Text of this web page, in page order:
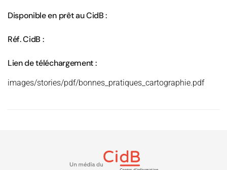
Disponible en prêt au CidB :
Réf. CidB :
Lien de téléchargement :
images/stories/pdf/bonnes_pratiques_cartographie.pdf